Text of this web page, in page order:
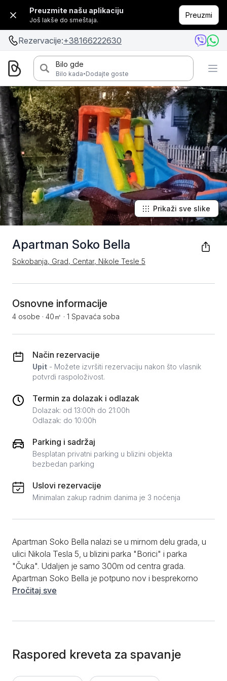
Preuzmite našu aplikaciju
Još lakše do smeštaja.
Preuzmi
Rezervacije:+38166222630
Bilo gde
Bilo kada·Dodajte goste
Apartman Soko Bella
Sokobanja, Grad, Centar, Nikole Tesle 5
Prikaži sve slike
Osnovne informacije
4 osobe · 40㎡ · 1 Spavaća soba
Način rezervacije
Upit - Možete izvršiti rezervaciju nakon što vlasnik
potvrdi raspoloživost.
Termin za dolazak i odlazak
Dolazak: od 13:00h do 21:00h
Odlazak: do 10:00h
Parking i sadržaj
Besplatan privatni parking u blizini objekta
bezbedan parking
Uslovi rezervacije
Minimalan zakup radnim danima je 3 noćenja
Apartman Soko Bella nalazi se u mirnom delu grada, u
ulici Nikola Tesla 5, u blizini parka "Borici" i parka
"Čuka". Udaljen je samo 300m od centra grada.
Apartman Soko Bella je potpuno nov i besprekorno
čist apartman modernog dizajna. Apartman je idealan
kvalitetno opremljeno, sa svim tehničkim aparatima,
posteljinom i peškirima najboljeg kvaliteta tako da
apartman pruža udobnost na zavidnom nivou.
Pročitaj sve
Raspored kreveta za spavanje